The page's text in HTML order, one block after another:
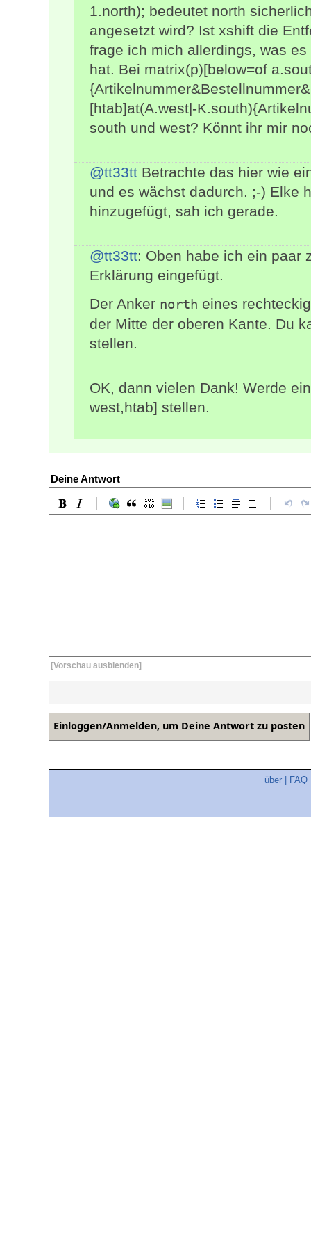
1.north); bedeutet north
angesetzt wird? Ist xshift die
frage ich mich allerdings, was
hat. Bei matrix(p)[below=of
[htab]at(A.west|-
south und west? Könnt ihr mir
@tt33tt Betrachte das hier wie
und es wächst dadurch. ;-) Elke
hinzugefügt, sah ich gerade.
@tt33tt: Oben habe ich ein paar
Erklärung eingefügt.
Der Anker north eines
der Mitte der oberen Kante. Du
stellen.
OK, dann vielen Dank! Werde
west,htab] stellen.
Deine Antwort
[Vorschau ausblenden]
über FAQ